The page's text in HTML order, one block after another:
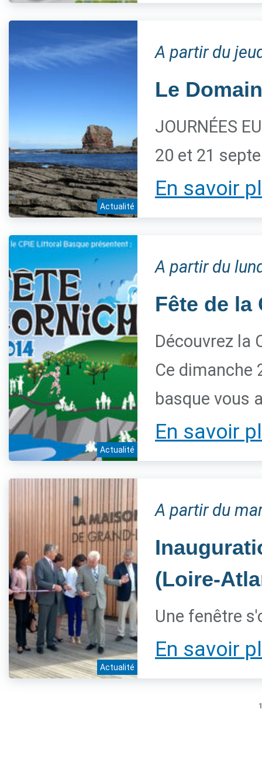
Actualité
A partir du
Le
JOURNÉES
20 et 21
En savoir
Actualité
A partir du
Fête de la
Découvrez la
Ce dimanche
basque vous
En savoir
Actualité
A partir du
(Loire-
Une fenêtre
En savoir
1